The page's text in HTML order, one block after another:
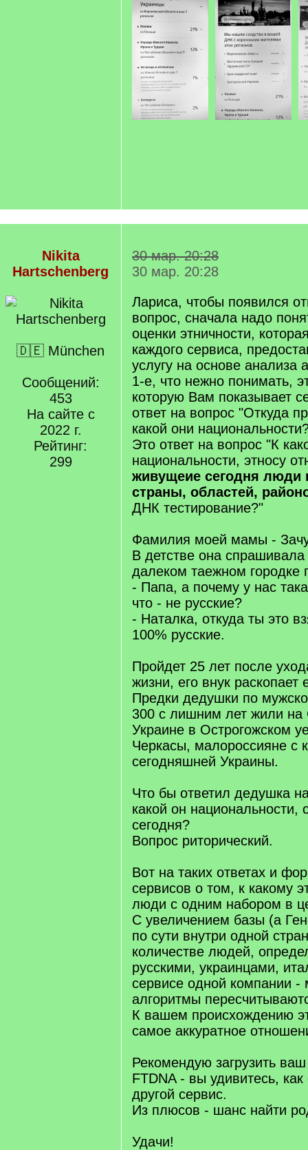
Nikita
Hartschenberg
🇩🇪 München
Сообщений:
453
На сайте с
2022 г.
Рейтинг:
299
30 мар. 20:28
30 мар. 20:28
Лариса, чтобы появился
вопрос, сначала надо
оценки этничности,
каждого сервиса,
услугу на основе анализа
1-е, что нежно понимать,
которую Вам показывает
ответ на вопрос "Откуда
какой они
Это ответ на вопрос "К
национальности, этносу
живущеие сегодня люди
страны, областей,
ДНК тестирование?"
Фамилия моей мамы -
В детстве она
далеком таежном городке
- Папа, а почему у нас
что - не русские?
- Наталка, откуда ты это
100% русские.
Пройдет 25 лет после
жизни, его внук раскопает
Предки дедушки по
300 с лишним лет жили на
Украине в Острогожском
Черкасы, малороссияне с
сегодняшней Украины.
Что бы ответил дедушка
какой он национальности,
сегодня?
Вопрос риторический.
Вот на таких ответах и
сервисов о том, к какому
люди с одним набором в
С увеличением базы (а
по сути внутри одной
количестве людей,
русскими, украинцами,
сервисе одной компании -
алгоритмы
К вашем происхождению
самое аккуратное
Рекомендую загрузить
FTDNA - вы удивитесь,
другой сервис.
Из плюсов - шанс найти
Удачи!